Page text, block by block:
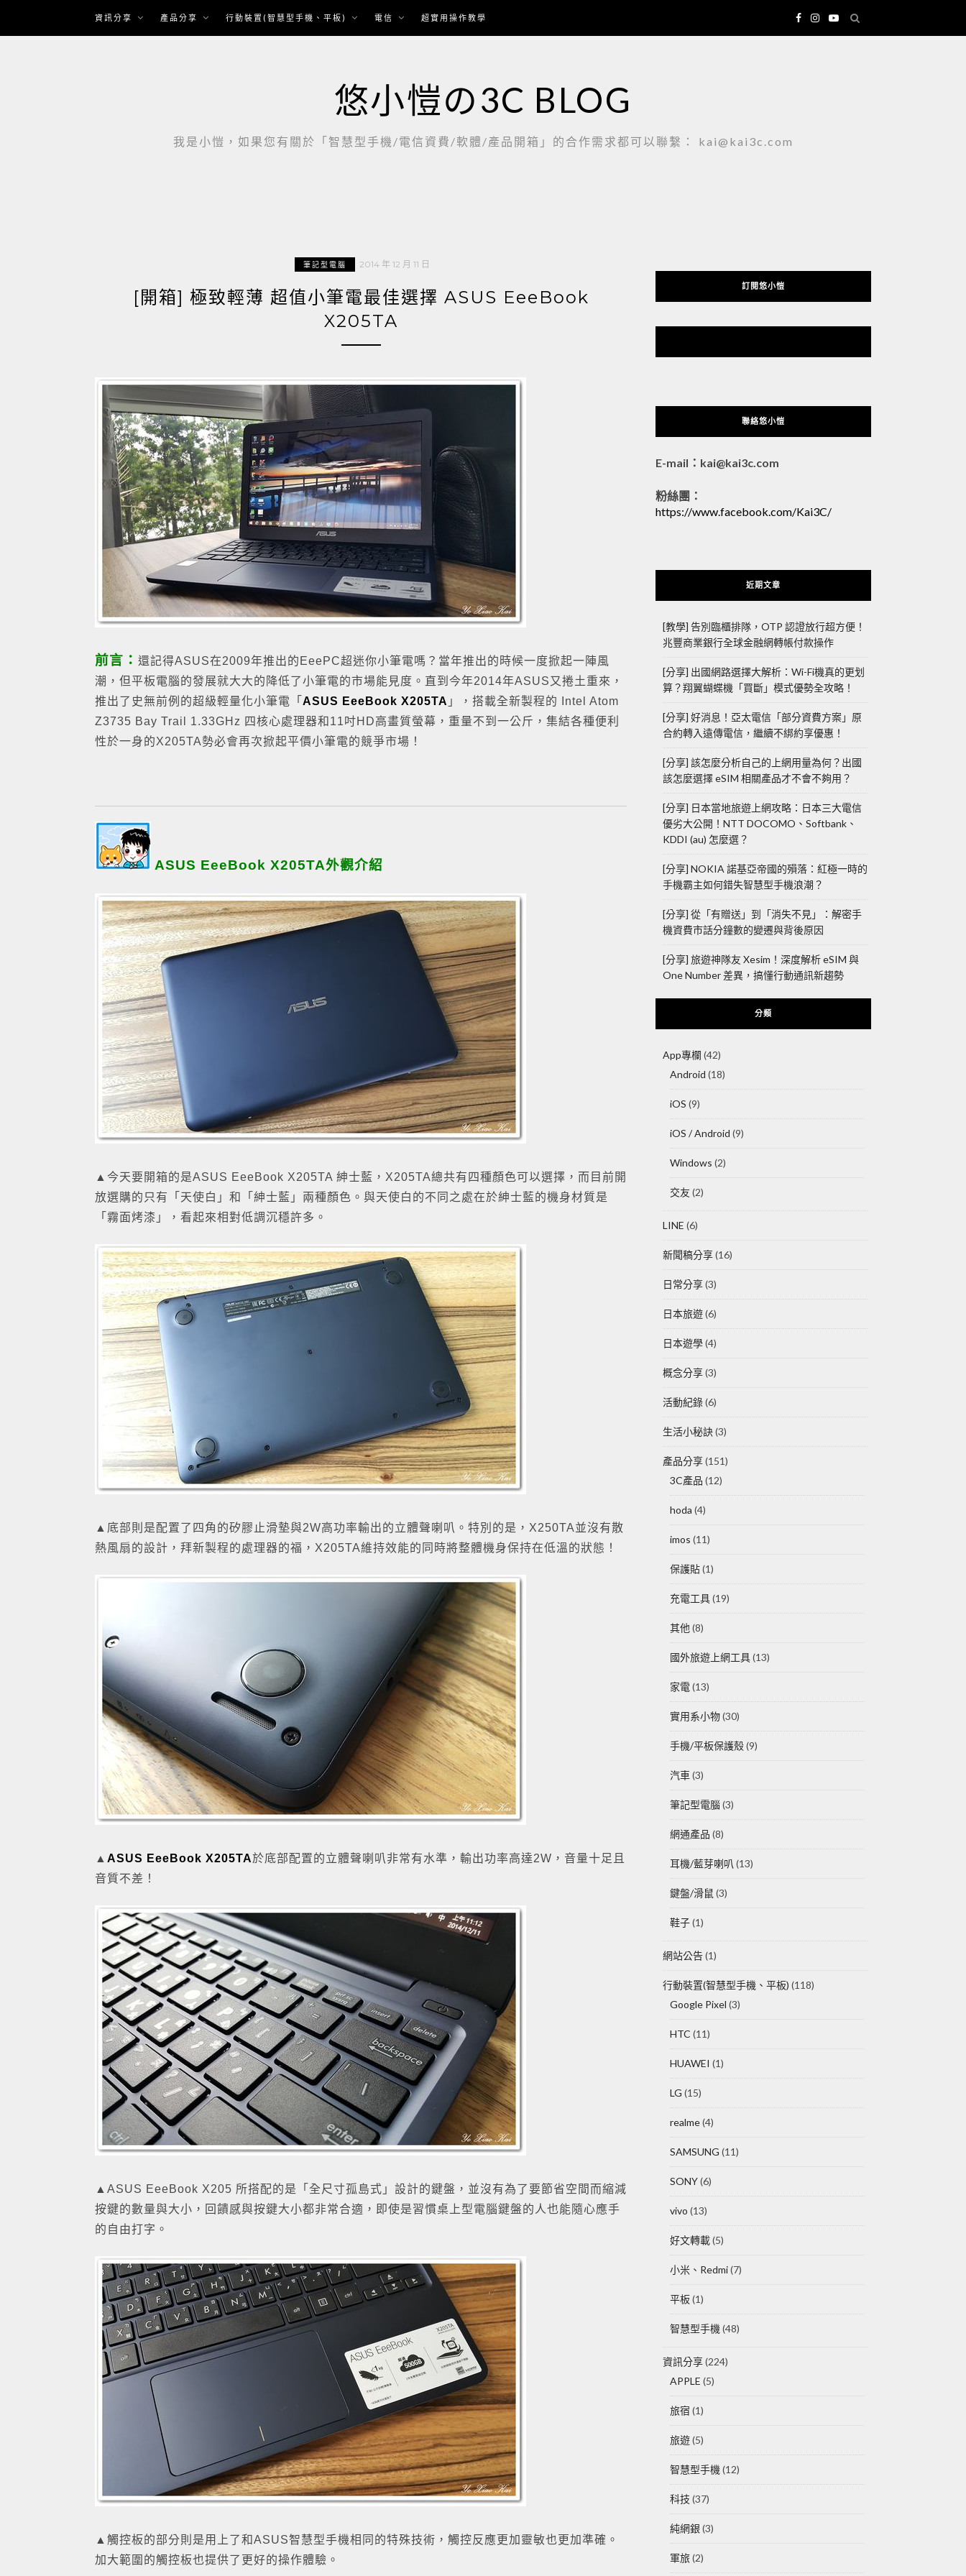
content
資訊分享 產品分享 行動裝置(智慧型手機、平板) 電信 超實用操作教學
悠小愷の3C BLOG
我是小愷，如果您有關於「智慧型手機/電信資費/軟體/產品開箱」的合作需求都可以聯繫： kai@kai3c.com
筆記型電腦 2014 年 12 月 11 日
[開箱] 極致輕薄 超值小筆電最佳選擇 ASUS EeeBook
X205TA
前言： 還記得ASUS在2009年推出的EeePC超迷你小筆電嗎？當年推出的時候一度掀起一陣風
潮，但平板電腦的發展就大大的降低了小筆電的市場能見度。直到今年2014年ASUS又捲土重來，
推出了史無前例的超級輕量化小筆電「 ASUS EeeBook X205TA 」，搭載全新製程的 Intel Atom
Z3735 Bay Trail 1.33GHz 四核心處理器和11吋HD高畫質螢幕，重量不到一公斤，集結各種便利
性於一身的X205TA勢必會再次掀起平價小筆電的競爭市場！
ASUS EeeBook X205TA外觀介紹
▲今天要開箱的是ASUS EeeBook X205TA 紳士藍，X205TA總共有四種顏色可以選擇，而目前開
放選購的只有「天使白」和「紳士藍」兩種顏色。與天使白的不同之處在於紳士藍的機身材質是
「霧面烤漆」，看起來相對低調沉穩許多。
▲底部則是配置了四角的矽膠止滑墊與2W高功率輸出的立體聲喇叭。特別的是，X250TA並沒有散
熱風扇的設計，拜新製程的處理器的福，X205TA維持效能的同時將整體機身保持在低溫的狀態！
▲ ASUS EeeBook X205TA於底部配置的立體聲喇叭非常有水準，輸出功率高達2W，音量十足且
音質不差！
▲ASUS EeeBook X205 所搭配的是「全尺寸孤島式」設計的鍵盤，並沒有為了要節省空間而縮減
按鍵的數量與大小，回饋感與按鍵大小都非常合適，即使是習慣桌上型電腦鍵盤的人也能隨心應手
的自由打字。
▲觸控板的部分則是用上了和ASUS智慧型手機相同的特殊技術，觸控反應更加靈敏也更加準確。
加大範圍的觸控板也提供了更好的操作體驗。
訂閱悠小愷
聯絡悠小愷
E-mail：kai@kai3c.com
粉絲團：
https://www.facebook.com/Kai3C/
近期文章
[教學] 告別臨櫃排隊，OTP 認證放行超方便！
兆豐商業銀行全球金融網轉帳付款操作
[分享] 出國網路選擇大解析：Wi-Fi機真的更划
算？翔翼蝴蝶機「買斷」模式優勢全攻略！
[分享] 好消息！亞太電信「部分資費方案」原
合約轉入遠傳電信，繼續不綁約享優惠！
[分享] 該怎麼分析自己的上網用量為何？出國
該怎麼選擇 eSIM 相關產品才不會不夠用？
[分享] 日本當地旅遊上網攻略：日本三大電信
優劣大公開！NTT DOCOMO、Softbank、
KDDI (au) 怎麼選？
[分享] NOKIA 諾基亞帝國的殞落：紅極一時的
手機霸主如何錯失智慧型手機浪潮？
[分享] 從「有贈送」到「消失不見」：解密手
機資費市話分鐘數的變遷與背後原因
[分享] 旅遊神隊友 Xesim！深度解析 eSIM 與
One Number 差異，搞懂行動通訊新趨勢
分類
App專欄 (42)
Android (18)
iOS (9)
iOS / Android (9)
Windows (2)
交友 (2)
LINE (6)
新聞稿分享(16)
日常分享(3)
日本旅遊(6)
日本遊學(4)
概念分享(3)
活動紀錄(6)
生活小秘訣(3)
產品分享(151)
3C產品 (12)
hoda (4)
imos (11)
保護貼(1)
充電工具(19)
其他 (8)
國外旅遊上網工具(13)
家電 (13)
實用系小物(30)
手機/平板保護殼(9)
汽車 (3)
筆記型電腦(3)
網通產品 (8)
耳機/藍芽喇叭 (13)
鍵盤/滑鼠 (3)
鞋子(1)
網站公告(1)
行動裝置(智慧型手機、平板) (118)
Google Pixel (3)
HTC (11)
HUAWEI (1)
LG (15)
realme(4)
SAMSUNG (11)
SONY(6)
vivo (13)
好文轉載(5)
小米、Redmi(7)
平板(1)
智慧型手機 (48)
資訊分享(224)
APPLE (5)
旅宿 (1)
旅遊(5)
智慧型手機 (12)
科技 (37)
純網銀 (3)
軍旅(2)